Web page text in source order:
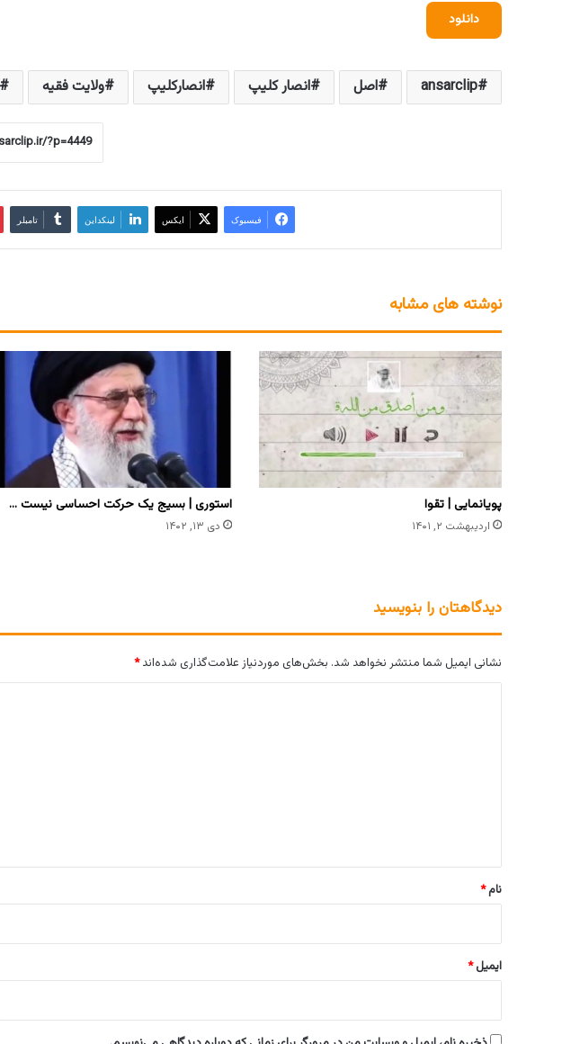
دانلود
ansarclip اصل انصار کلیپ انصارکلیپ ولایت فقیه
فیسبوک ایکس لینکداین تامبلر
نوشته های مشابه
پویانمایی | تقوا
اردیبهشت ۲, ۱۴۰۱
استوری | بسیج یک حرکت احساسی نیست …
دی ۱۳, ۱۴۰۲
دیدگاهتان را بنویسید
نشانی ایمیل شما منتشر نخواهد شد. بخش‌های موردنیاز علامت‌گذاری شده‌اند*
نام*
ایمیل*